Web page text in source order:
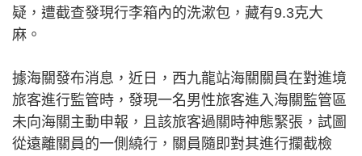
疑，遭截查發現行李箱內的洗漱包，藏有9.3克大
麻。
據海關發布消息，近日，西九龍站海關關員在對進境
旅客進行監管時，發現一名男性旅客進入海關監管區
未向海關主動申報，且該旅客過關時神態緊張，試圖
從遠離關員的一側繞行，關員隨即對其進行攔截檢